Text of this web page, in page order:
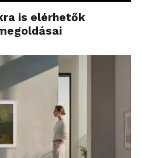
is elérhetők